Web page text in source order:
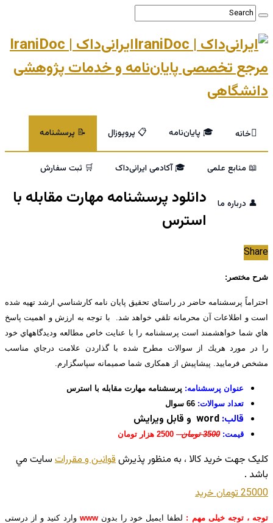
ایرانی‌داک | IraniDoc
مرجع تخصصی پایان‌نامه و خدمات پژوهشی
دانشگاهی
خانه 🎓 پایان‌نامه 📋 پروپوزال 📝 پرسشنامه
📖 منابع علمی 🎓 آکادمی ایرانی‌داک 🛒 ثبت سفارش
👤 درباره ما
دانلود پرسشنامه مهارت مقابله با
استرس
Share
شرح مختصر:
احتراماً پرسشنامه حاضر در راستاي تحقيق پايان نامه كارشناسي ارشد تهيه شده
است و اطلاعات آن محرمانه تلقي خواهد شد. با توجه به ارزش و اهميت پاسخ
هاي شما خواهشمند است پرسشنامه را با عنايت خاص مطالعه وديدگاههاي خود
را در مورد هريك از سوالات مطرح شده با گذاردن علامت درجاي مناسب
مشخص فرماييد. پیشاپیش از همکاری شما صمیمانه سپاسگزارم.
عنوان پرسشنامه: پرسشنامه مهارت مقابله با استرس
تعداد سوالات:
قالب:
قیمت: 3500 تومان
کليک جهت خريد کالا ، به منظور پذيرشقوانين و مقررات سايت مي
باشد .
25000 تومان
خريد
توجه ، توجه خیلی مهم : لطفا ایمیل خود را بدون www وارد کنید و از درستی